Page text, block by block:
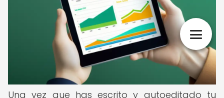
Una vez que has escrito y autoeditado tu